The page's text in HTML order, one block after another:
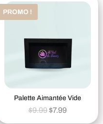
PROMO !
Palette Aimantée Vide
$9.99$7.99